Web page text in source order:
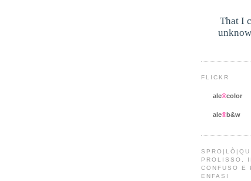
That I
FLICKR
ale®color
ale®b&w
PROLISSO,
CONFUSO E
ENFASI